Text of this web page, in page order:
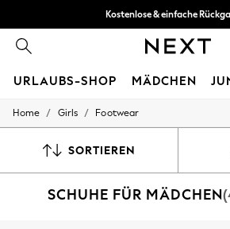
Kostenlose & einfache
URLAUBS-SHOP MÄDCHEN
HOLIDAY SHOP
All Swimwear
Beach Dresses & Kaftans
Home / Girls / Footwear
SORTIEREN
SCHUHE FÜR MÄDCHEN